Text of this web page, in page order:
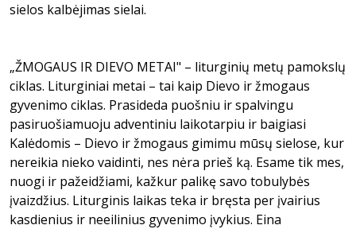
sielos kalbėjimas sielai.
„ŽMOGAUS IR DIEVO METAI" – liturginių metų pamokslų
ciklas. Liturginiai metai – tai kaip Dievo ir žmogaus
gyvenimo ciklas. Prasideda puošniu ir spalvingu
pasiruošiamuoju adventiniu laikotarpiu ir baigiasi
Kalėdomis – Dievo ir žmogaus gimimu mūsų sielose, kur
nereikia nieko vaidinti, nes nėra prieš ką. Esame tik mes,
nuogi ir pažeidžiami, kažkur palikę savo tobulybės
įvaizdžius. Liturginis laikas teka ir bręsta per įvairius
kasdienius ir neeilinius gyvenimo įvykius. Eina